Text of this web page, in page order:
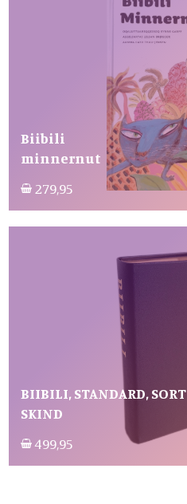
Biibili
minnernut
279,95
BIIBILI, STANDARD, SORT
SKIND
499,95